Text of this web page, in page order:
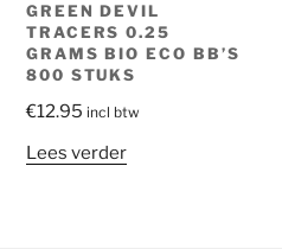
GREEN DEVIL
TRACERS 0.25
GRAMS BIO ECO BB’S
800 STUKS
€12.95 incl btw
Lees verder